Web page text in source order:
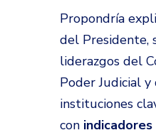
Propondría
del Presidente,
liderazgos del
Poder Judicial
instituciones
con